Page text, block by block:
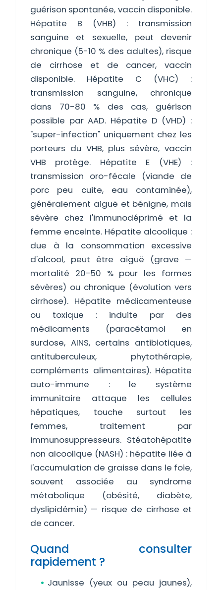
guérison spontanée, vaccin disponible.
Hépatite B (VHB) : transmission
sanguine et sexuelle, peut devenir
chronique (5-10 % des adultes), risque
de cirrhose et de cancer, vaccin
disponible. Hépatite C (VHC) :
transmission sanguine, chronique
dans 70-80 % des cas, guérison
possible par AAD. Hépatite D (VHD) :
"super-infection" uniquement chez les
porteurs du VHB, plus sévère, vaccin
VHB protège. Hépatite E (VHE) :
transmission oro-fécale (viande de
porc peu cuite, eau contaminée),
généralement aiguë et bénigne, mais
sévère chez l'immunodéprimé et la
femme enceinte. Hépatite alcoolique :
due à la consommation excessive
d'alcool, peut être aiguë (grave —
mortalité 20-50 % pour les formes
sévères) ou chronique (évolution vers
cirrhose). Hépatite médicamenteuse
ou toxique : induite par des
médicaments (paracétamol en
surdose, AINS, certains antibiotiques,
antituberculeux, phytothérapie,
compléments alimentaires). Hépatite
auto-immune : le système
immunitaire attaque les cellules
hépatiques, touche surtout les
femmes, traitement par
immunosuppresseurs. Stéatohépatite
non alcoolique (NASH) : hépatite liée à
l'accumulation de graisse dans le foie,
souvent associée au syndrome
métabolique (obésité, diabète,
dyslipidémie) — risque de cirrhose et
de cancer.
Quand consulter
rapidement ?
Jaunisse (yeux ou peau jaunes),